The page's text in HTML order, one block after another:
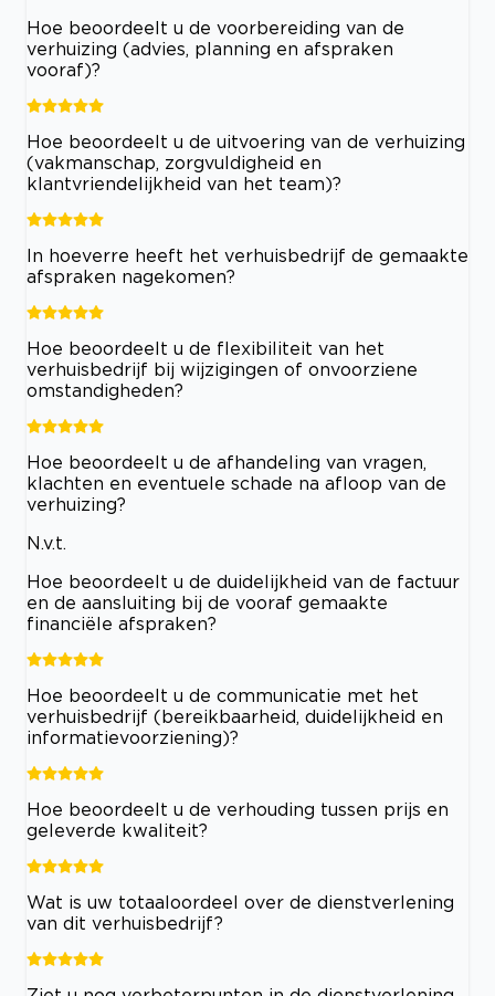
Hoe beoordeelt u de voorbereiding van de
verhuizing (advies, planning en afspraken
vooraf)?
Hoe beoordeelt u de uitvoering van de verhuizing
(vakmanschap, zorgvuldigheid en
klantvriendelijkheid van het team)?
In hoeverre heeft het verhuisbedrijf de gemaakte
afspraken nagekomen?
Hoe beoordeelt u de flexibiliteit van het
verhuisbedrijf bij wijzigingen of onvoorziene
omstandigheden?
Hoe beoordeelt u de afhandeling van vragen,
klachten en eventuele schade na afloop van de
verhuizing?
N.v.t.
Hoe beoordeelt u de duidelijkheid van de factuur
en de aansluiting bij de vooraf gemaakte
financiële afspraken?
Hoe beoordeelt u de communicatie met het
verhuisbedrijf (bereikbaarheid, duidelijkheid en
informatievoorziening)?
Hoe beoordeelt u de verhouding tussen prijs en
geleverde kwaliteit?
Wat is uw totaaloordeel over de dienstverlening
van dit verhuisbedrijf?